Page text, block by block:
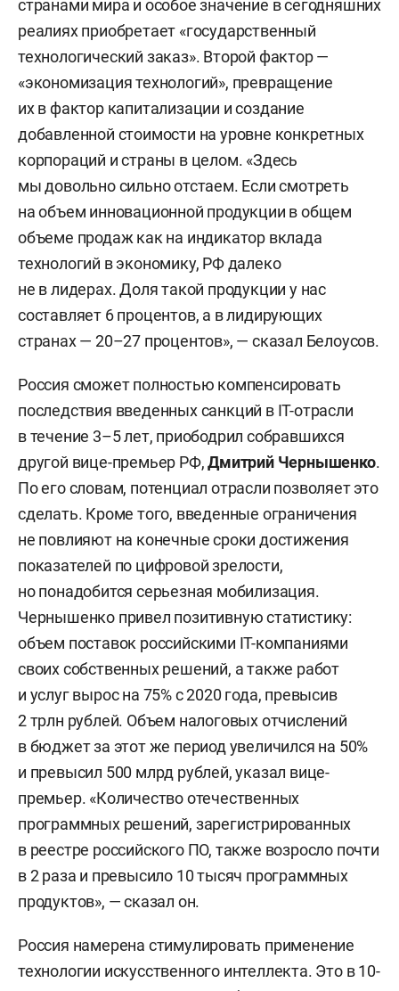
странами мира и особое значение в сегодняшних
реалиях приобретает «государственный
технологический заказ». Второй фактор —
«экономизация технологий», превращение
их в фактор капитализации и создание
добавленной стоимости на уровне конкретных
корпораций и страны в целом. «Здесь
мы довольно сильно отстаем. Если смотреть
на объем инновационной продукции в общем
объеме продаж как на индикатор вклада
технологий в экономику, РФ далеко
не в лидерах. Доля такой продукции у нас
составляет 6 процентов, а в лидирующих
странах — 20–27 процентов», — сказал Белоусов.
Россия сможет полностью компенсировать
последствия введенных санкций в IТ-отрасли
в течение 3–5 лет, приободрил собравшихся
другой вице-премьер РФ,Дмитрий Чернышенко.
По его словам, потенциал отрасли позволяет это
сделать. Кроме того, введенные ограничения
не повлияют на конечные сроки достижения
показателей по цифровой зрелости,
но понадобится серьезная мобилизация.
Чернышенко привел позитивную статистику:
объем поставок российскими IТ-компаниями
своих собственных решений, а также работ
и услуг вырос на 75% с 2020 года, превысив
2 трлн рублей. Объем налоговых отчислений
в бюджет за этот же период увеличился на 50%
и превысил 500 млрд рублей, указал вице-
премьер. «Количество отечественных
программных решений, зарегистрированных
в реестре российского ПО, также возросло почти
в 2 раза и превысило 10 тысяч программных
продуктов», — сказал он.
Россия намерена стимулировать применение
технологии искусственного интеллекта. Это в 10-